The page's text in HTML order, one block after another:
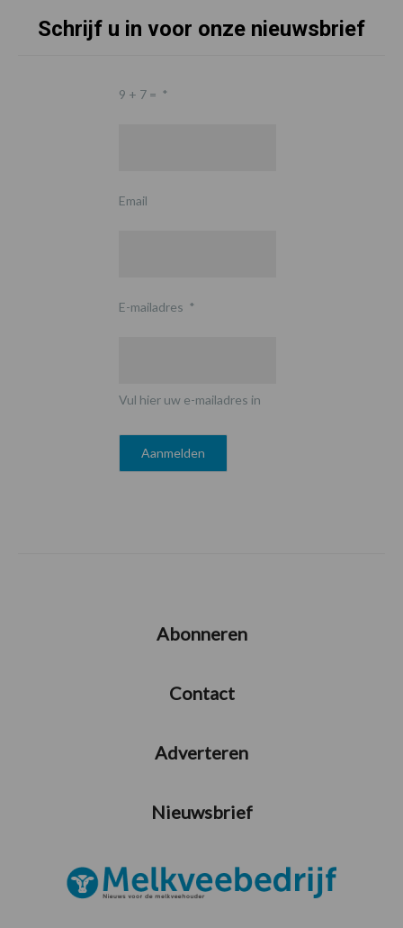
Schrijf u in voor onze nieuwsbrief
9 + 7 = *
Email
E-mailadres *
Vul hier uw e-mailadres in
Abonneren
Contact
Adverteren
Nieuwsbrief